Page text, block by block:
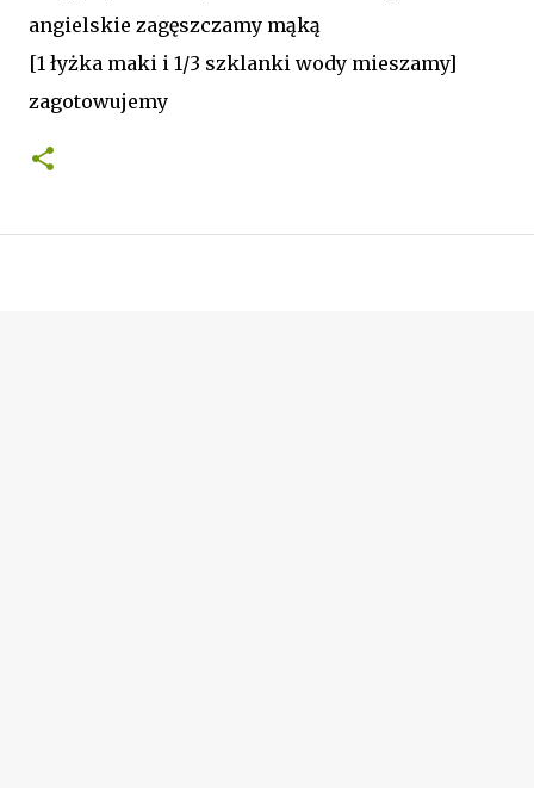
angielskie zagęszczamy mąką
[1 łyżka maki i 1/3 szklanki wody mieszamy]
zagotowujemy